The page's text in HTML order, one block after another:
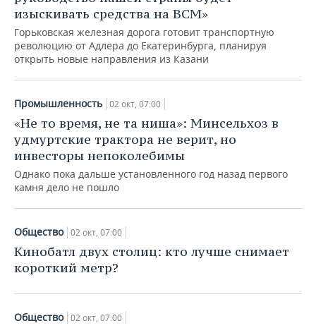
ФИГУРНОЕ КАТАНИЕ
ВОДНЫЕ ВИДЫ СПОРТА
МЕДИЦИНА
ОБРАЗОВАНИЕ
изыскивать средства на ВСМ»
Горьковская железная дорога готовит транспортную
революцию от Адлера до Екатеринбурга, планируя
открыть новые направления из Казани
Промышленность 02 окт, 07:00
«Не то время, не та ниша»: Минсельхоз в
удмуртские трактора не верит, но
инвесторы непоколебимы
Однако пока дальше установленного год назад первого
камня дело не пошло
Общество 02 окт, 07:00
Кинобатл двух столиц: кто лучше снимает
короткий метр?
Общество 02 окт, 07:00